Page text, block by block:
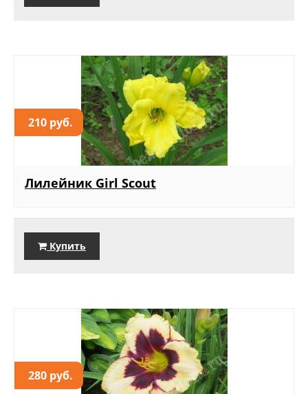
210 руб.
Лилейник Girl Scout
Купить
280 руб.